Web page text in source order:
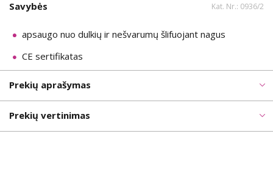
Savybės Kat. Nr.: 0936/2
apsaugo nuo dulkių ir nešvarumų šlifuojant nagus
CE sertifikatas
Prekių aprašymas
Prekių vertinimas